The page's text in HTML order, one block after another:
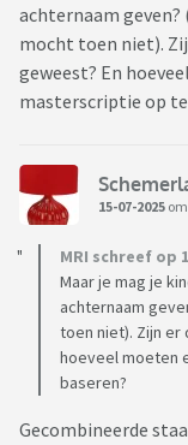
achternaam
mocht toen niet).
geweest? En
masterscriptie op te
15-07-2025
MRI schreef op
Maar je mag je
achternaam
toen niet). Zijn er
hoeveel moeten
baseren?
Gecombineerde